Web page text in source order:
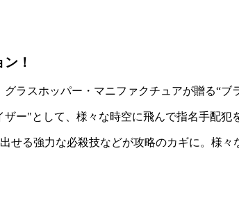
！
グラスホッパー・マニファクチュアが贈る“ブ
ザー"として、様々な時空に飛んで指名手配犯
せる強力な必殺技などが攻略のカギに。様々